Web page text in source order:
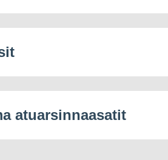
atuarsinnaasatit